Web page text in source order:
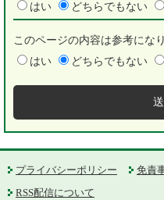
はい
どちらでもない
このページの内容は参考にな
はい
どちらでもない
プライバシーポリシー 免責
RSS配信について